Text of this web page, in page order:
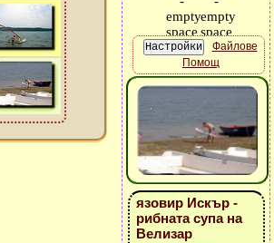
Файлове
Помощ
язовир Искър -
рибната супа на
Велизар